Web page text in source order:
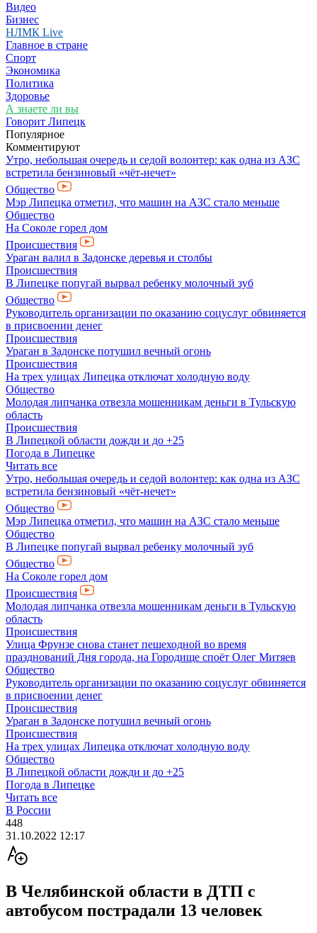
Видео
Бизнес
НЛМК Live
Главное в стране
Спорт
Экономика
Политика
Здоровье
А знаете ли вы
Говорит Липецк
Популярное
Комментируют
Утро, небольшая очередь и седой волонтер: как одна из АЗС
встретила бензиновый «чёт-нечет»
Общество
Мэр Липецка отметил, что машин на АЗС стало меньше
Общество
На Соколе горел дом
Происшествия
Ураган валил в Задонске деревья и столбы
Происшествия
В Липецке попугай вырвал ребенку молочный зуб
Общество
Руководитель организации по оказанию соцуслуг обвиняется
в присвоении денег
Происшествия
Ураган в Задонске потушил вечный огонь
Происшествия
На трех улицах Липецка отключат холодную воду
Общество
Молодая липчанка отвезла мошенникам деньги в Тульскую
область
Происшествия
В Липецкой области дожди и до +25
Погода в Липецке
Читать все
Утро, небольшая очередь и седой волонтер: как одна из АЗС
встретила бензиновый «чёт-нечет»
Общество
Мэр Липецка отметил, что машин на АЗС стало меньше
Общество
В Липецке попугай вырвал ребенку молочный зуб
Общество
На Соколе горел дом
Происшествия
Молодая липчанка отвезла мошенникам деньги в Тульскую
область
Происшествия
Улица Фрунзе снова станет пешеходной во время
празднований Дня города, на Городище споёт Олег Митяев
Общество
Руководитель организации по оказанию соцуслуг обвиняется
в присвоении денег
Происшествия
Ураган в Задонске потушил вечный огонь
Происшествия
На трех улицах Липецка отключат холодную воду
Общество
В Липецкой области дожди и до +25
Погода в Липецке
Читать все
В России
448
31.10.2022 12:17
В Челябинской области в ДТП с
автобусом пострадали 13 человек